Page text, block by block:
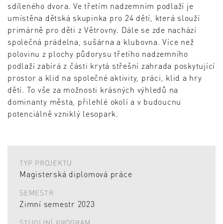
sdíleného dvora. Ve třetím nadzemním podlaží je
umístěna dětská skupinka pro 24 dětí, která slouží
primárně pro děti z Větrovny. Dále se zde nachází
společná prádelna, sušárna a klubovna. Více než
polovinu z plochy půdorysu třetího nadzemního
podlaží zabírá z části krytá střešní zahrada poskytující
prostor a klid na společné aktivity, práci, klid a hry
dětí. To vše za možnosti krásných výhledů na
dominanty města, přilehlé okolí a v budoucnu
potenciálně vzniklý lesopark.
TYP PROJEKTU
Magisterská diplomová práce
SEMESTR
Zimní semestr 2023